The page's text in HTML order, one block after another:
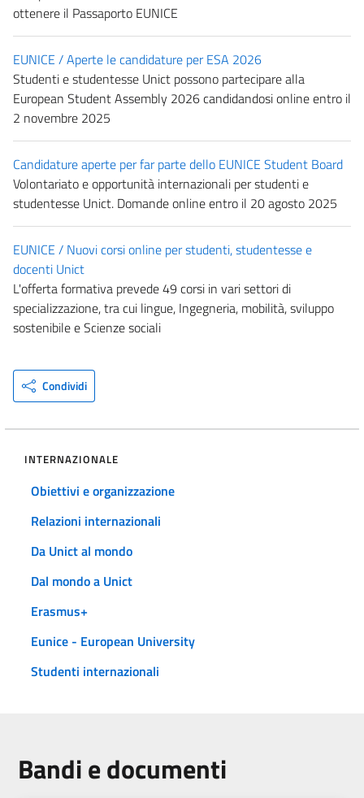
ottenere il Passaporto EUNICE
EUNICE / Aperte le candidature per ESA 2026
Studenti e studentesse Unict possono partecipare alla
European Student Assembly 2026 candidandosi online entro il
2 novembre 2025
Candidature aperte per far parte dello EUNICE Student Board
Volontariato e opportunità internazionali per studenti e
studentesse Unict. Domande online entro il 20 agosto 2025
EUNICE / Nuovi corsi online per studenti, studentesse e
docenti Unict
L'offerta formativa prevede 49 corsi in vari settori di
specializzazione, tra cui lingue, Ingegneria, mobilità, sviluppo
sostenibile e Scienze sociali
Condividi
INTERNAZIONALE
Obiettivi e organizzazione
Relazioni internazionali
Da Unict al mondo
Dal mondo a Unict
Erasmus+
Eunice - European University
Studenti internazionali
Bandi e documenti